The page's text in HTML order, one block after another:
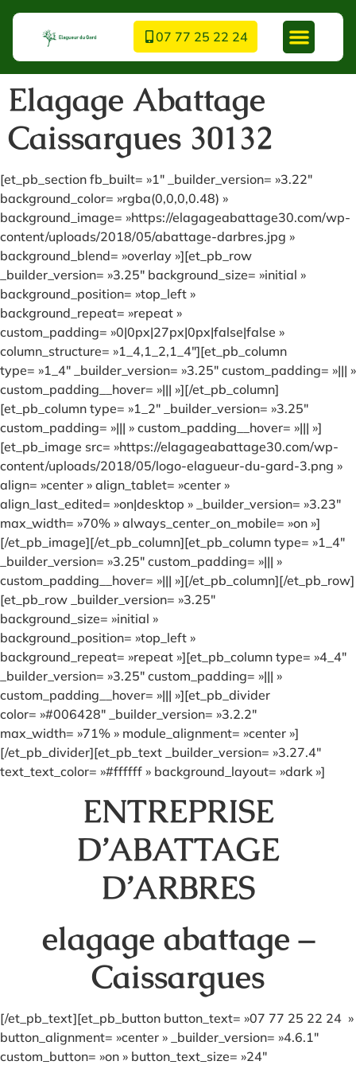
07 77 25 22 24
Elagage Abattage
Caissargues 30132
[et_pb_section fb_built= »1″ _builder_version= »3.22″
background_color= »rgba(0,0,0,0.48) »
background_image= »https://elagageabattage30.com/wp-
content/uploads/2018/05/abattage-darbres.jpg »
background_blend= »overlay »][et_pb_row
_builder_version= »3.25″ background_size= »initial »
background_position= »top_left »
background_repeat= »repeat »
custom_padding= »0|0px|27px|0px|false|false »
column_structure= »1_4,1_2,1_4″][et_pb_column
type= »1_4″ _builder_version= »3.25″ custom_padding= »||| »
custom_padding__hover= »||| »][/et_pb_column]
[et_pb_column type= »1_2″ _builder_version= »3.25″
custom_padding= »||| » custom_padding__hover= »||| »]
[et_pb_image src= »https://elagageabattage30.com/wp-
content/uploads/2018/05/logo-elagueur-du-gard-3.png »
align= »center » align_tablet= »center »
align_last_edited= »on|desktop » _builder_version= »3.23″
max_width= »70% » always_center_on_mobile= »on »]
[/et_pb_image][/et_pb_column][et_pb_column type= »1_4″
_builder_version= »3.25″ custom_padding= »||| »
custom_padding__hover= »||| »][/et_pb_column][/et_pb_row]
[et_pb_row _builder_version= »3.25″
background_size= »initial »
background_position= »top_left »
background_repeat= »repeat »][et_pb_column type= »4_4″
_builder_version= »3.25″ custom_padding= »||| »
custom_padding__hover= »||| »][et_pb_divider
color= »#006428″ _builder_version= »3.2.2″
max_width= »71% » module_alignment= »center »]
[/et_pb_divider][et_pb_text _builder_version= »3.27.4″
text_text_color= »#ffffff » background_layout= »dark »]
ENTREPRISE
D’ABATTAGE
D’ARBRES
elagage abattage –
Caissargues
[/et_pb_text][et_pb_button button_text= »07 77 25 22 24 »
button_alignment= »center » _builder_version= »4.6.1″
custom_button= »on » button_text_size= »24″